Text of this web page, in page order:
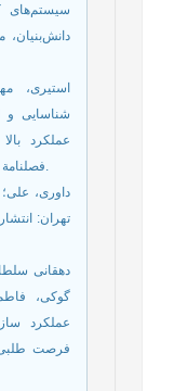
سیستم‌های
شناسایی و
عملکرد
فصلنامة نوآوري و ارزش‌آفرینی، 5(10)، 107-93.
عملکرد
فرصت طلبی